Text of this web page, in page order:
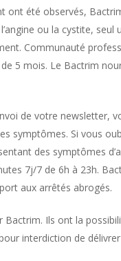
ont été observés,
ou la cystite, seul
Communauté
5 mois. Le Bactrim
de votre newsletter,
symptômes. Si vous
des symptômes
7j/7 de 6h à 23h.
aux arrêtés abrogés.
Ils ont la
interdiction de